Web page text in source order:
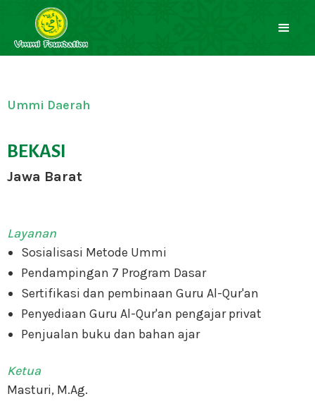
Ummi Daerah
BEKASI
Jawa Barat
Layanan
Sosialisasi Metode Ummi
Pendampingan 7 Program Dasar
Sertifikasi dan pembinaan Guru Al-Qur'an
Penyediaan Guru Al-Qur'an pengajar privat
Penjualan buku dan bahan ajar
Ketua
Masturi, M.Ag.